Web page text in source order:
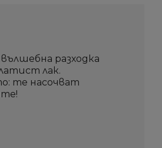
разходка
лак.
те насочват